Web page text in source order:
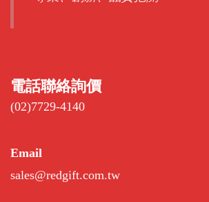
電話聯絡詢價
(02)7729-4140
Email
sales@redgift.com.tw